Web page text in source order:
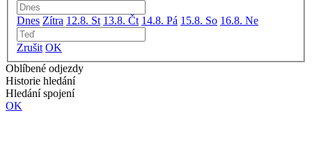
Dnes Zítra 12.8. St 13.8. Čt 14.8. Pá 15.8. So 16.8. Ne
Zrušit OK
Oblíbené odjezdy
Historie hledání
Hledání spojení
OK